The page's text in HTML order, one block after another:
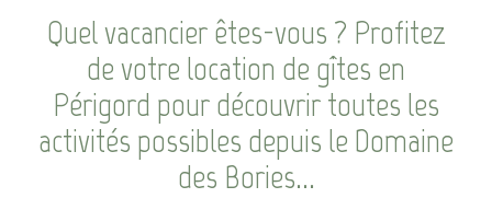
Quel vacancier êtes-vous ? Profitez
de votre location de gîtes en
Périgord pour découvrir toutes les
activités possibles depuis le Domaine
des Bories...